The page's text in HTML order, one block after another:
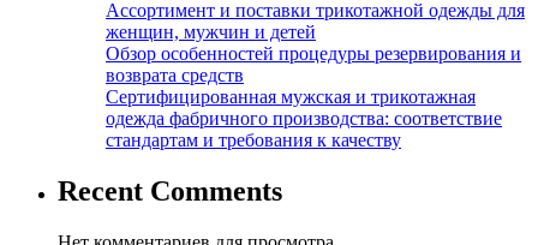
Ассортимент и поставки трикотажной одежды для
женщин, мужчин и детей
Обзор особенностей процедуры резервирования и
возврата средств
Сертифицированная мужская и трикотажная
одежда фабричного производства: соответствие
стандартам и требования к качеству
Recent Comments